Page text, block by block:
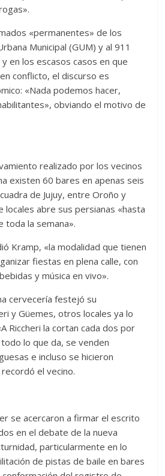
«permanentes» de los
Municipal (GUM) y al 911
en los escasos casos en que
conflicto, el discurso es
«Nada podemos hacer,
obviando el motivo de
realizado por los vecinos
existen 60 bares en apenas seis
de Jujuy, entre Oroño y
locales abre sus persianas «hasta
toda la semana».
Kramp, «la modalidad que tienen
fiestas en plena calle, con
y música en vivo».
cervecería festejó su
y Güemes, otros locales ya lo
Riccheri la cortan cada dos por
lo que da, se venden
e incluso se hicieron
el vecino.
se acercaron a firmar el escrito
en el debate de la nueva
particularmente en lo
de pistas de baile en bares